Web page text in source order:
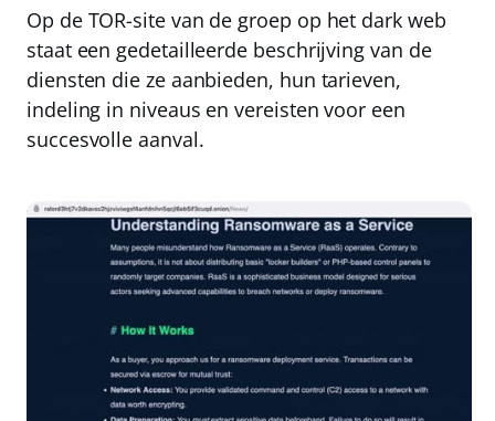
Op de TOR-site van de groep op het dark web
staat een gedetailleerde beschrijving van de
diensten die ze aanbieden, hun tarieven,
indeling in niveaus en vereisten voor een
succesvolle aanval.